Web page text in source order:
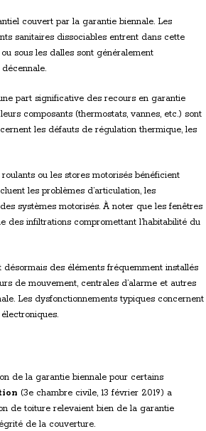
couvert par la garantie biennale. Les
sanitaires dissociables entrent dans cette
sous les dalles sont généralement
part significative des recours en garantie
composants (thermostats, vannes, etc.) sont
les défauts de régulation thermique, les
ou les stores motorisés bénéficient
les problèmes d’articulation, les
systèmes motorisés. À noter que les fenêtres
infiltrations compromettant l’habitabilité du
désormais des éléments fréquemment installés
de mouvement, centrales d’alarme et autres
Les dysfonctionnements typiques concernent
de la garantie biennale pour certains
(3e chambre civile, 13 février 2019) a
de toiture relevaient bien de la garantie
de la couverture.